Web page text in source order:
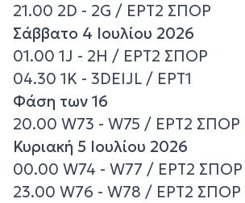
21.00 2D - 2G / ΕΡΤ2 ΣΠΟΡ
Σάββατο 4 Ιουλίου 2026
01.00 1J - 2H / ΕΡΤ2 ΣΠΟΡ
04.30 1K - 3DEIJL / ΕΡΤ1
Φάση των 16
20.00 W73 - W75 / ΕΡΤ2 ΣΠΟΡ
Κυριακή 5 Ιουλίου 2026
00.00 W74 - W77 / ΕΡΤ2 ΣΠΟΡ
23.00 W76 - W78 / ΕΡΤ2 ΣΠΟΡ